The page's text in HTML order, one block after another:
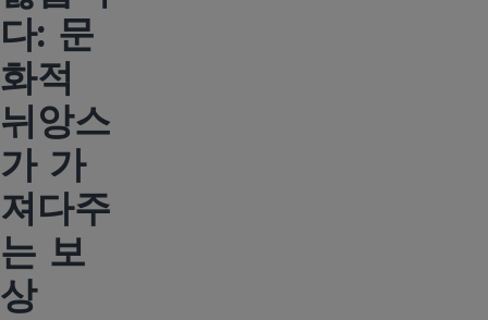
다: 문
화적
뉘앙스
가 가
져다주
는 보
상